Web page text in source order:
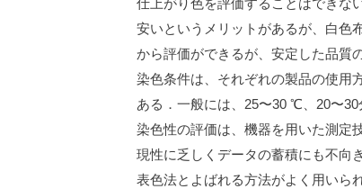
仕上がり色を評価することはできな
安いというメリットがあるが、白色
から評価ができるが、安定した品質
染色条件は、それぞれの製品の使用
ある．一般には、25〜30 ℃、20〜30
染色性の評価は、機器を用いた測定
現性に乏しくデータの蓄積にも不向
表色法とよばれる方法がよく用いら